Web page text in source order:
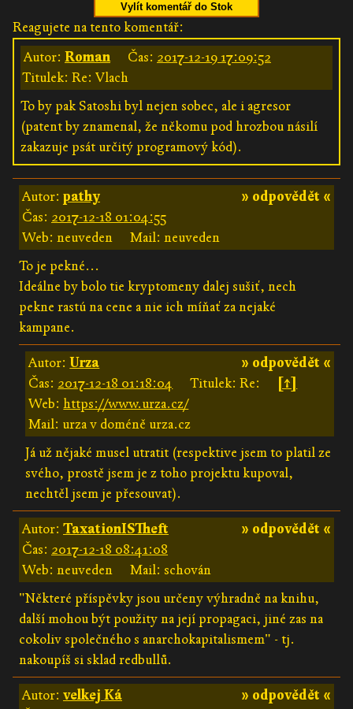
Vylít komentář do Stok
Reagujete na tento komentář:
Autor: Roman Čas: 2017-12-19 17:09:52
Titulek: Re: Vlach
To by pak Satoshi byl nejen sobec, ale i agresor
(patent by znamenal, že někomu pod hrozbou násilí
zakazuje psát určitý programový kód).
» odpovědět «
Autor: pathy
Čas: 2017-12-18 01:04:55
Web: neuveden
Mail: neuveden
To je pekné...
Ideálne by bolo tie kryptomeny dalej sušiť, nech
pekne rastú na cene a nie ich míňať za nejaké
kampane.
» odpovědět «
Autor:Urza
Čas: 2017-12-18 01:18:04 Titulek: Re:
[↑]
Web:https://www.urza.cz/
Mail: urza v doméně urza.cz
Já už nějaké musel utratit (respektive jsem to platil ze
svého, prostě jsem je z toho projektu kupoval,
nechtěl jsem je přesouvat).
» odpovědět «
Autor: TaxationISTheft
Čas: 2017-12-18 08:41:08
Web: neuveden
Mail: schován
"Některé příspěvky jsou určeny výhradně na knihu,
další mohou být použity na její propagaci, jiné zas na
cokoliv společného s anarchokapitalismem" - tj.
nakoupíš si sklad redbullů.
» odpovědět «
Autor: velkej Ká